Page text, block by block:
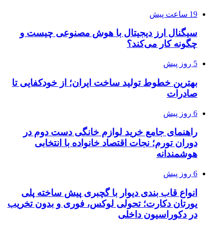
19 ساعت پیش
سیگنال ارز دیجیتال با هوش مصنوعی چیست و
چگونه کار می‌کند؟
5 روز پیش
بهترین خطوط تولید ساخت ایران؛ از خودکفایی تا
صادرات
6 روز پیش
راهنمای جامع خرید لوازم خانگی دست دوم در
دوران تورم؛ نجات اقتصاد خانواده با انتخابی
هوشمندانه
6 روز پیش
انواع قاب بندی دیوار با گچبری پیش ساخته پلی
یورتان دکارت؛ تحولی لوکس، فوری و بدون تخریب
در دکوراسیون داخلی